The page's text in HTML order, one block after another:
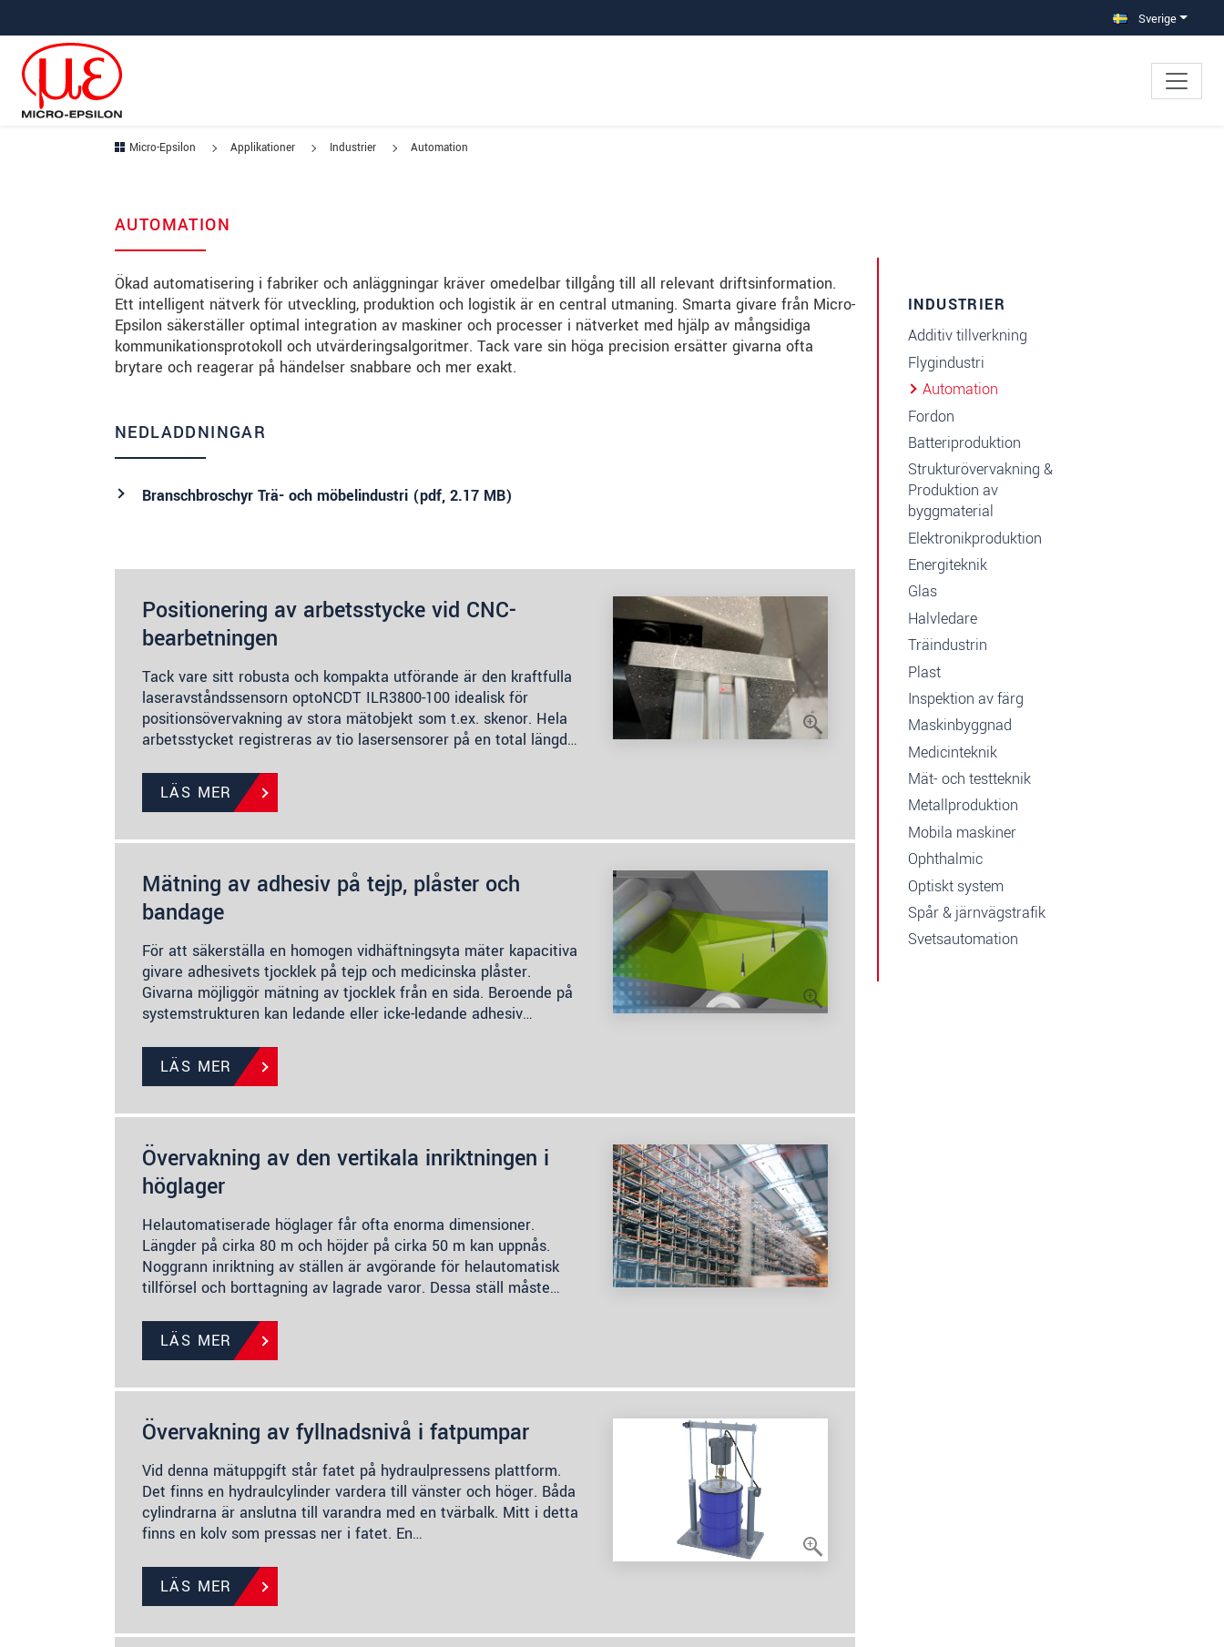
Sverige
Micro-Epsilon Applikationer Industrier Automation
AUTOMATION
Ökad automatisering i fabriker och anläggningar kräver omedelbar tillgång till all relevant driftsinformation.
Ett intelligent nätverk för utveckling, produktion och logistik är en central utmaning. Smarta givare från Micro-
Epsilon säkerställer optimal integration av maskiner och processer i nätverket med hjälp av mångsidiga
kommunikationsprotokoll och utvärderingsalgoritmer. Tack vare sin höga precision ersätter givarna ofta
brytare och reagerar på händelser snabbare och mer exakt.
NEDLADDNINGAR
Branschbroschyr Trä- och möbelindustri (pdf, 2.17 MB)
Positionering av arbetsstycke vid CNC-
bearbetningen
Tack vare sitt robusta och kompakta utförande är den kraftfulla
laseravståndssensorn optoNCDT ILR3800-100 idealisk för
positionsövervakning av stora mätobjekt som t.ex. skenor. Hela
arbetsstycket registreras av tio lasersensorer på en total längd…
LÄS MER
Mätning av adhesiv på tejp, plåster och
bandage
För att säkerställa en homogen vidhäftningsyta mäter kapacitiva
givare adhesivets tjocklek på tejp och medicinska plåster.
Givarna möjliggör mätning av tjocklek från en sida. Beroende på
systemstrukturen kan ledande eller icke-ledande adhesiv…
LÄS MER
Övervakning av den vertikala inriktningen i
höglager
Helautomatiserade höglager får ofta enorma dimensioner.
Längder på cirka 80 m och höjder på cirka 50 m kan uppnås.
Noggrann inriktning av ställen är avgörande för helautomatisk
tillförsel och borttagning av lagrade varor. Dessa ställ måste…
LÄS MER
Övervakning av fyllnadsnivå i fatpumpar
Vid denna mätuppgift står fatet på hydraulpressens plattform.
Det finns en hydraulcylinder vardera till vänster och höger. Båda
cylindrarna är anslutna till varandra med en tvärbalk. Mitt i detta
finns en kolv som pressas ner i fatet. En…
LÄS MER
INDUSTRIER
Additiv tillverkning
Flygindustri
Automation
Fordon
Batteriproduktion
Strukturövervakning &
Produktion av
byggmaterial
Elektronikproduktion
Energiteknik
Glas
Halvledare
Träindustrin
Plast
Inspektion av färg
Maskinbyggnad
Medicinteknik
Mät- och testteknik
Metallproduktion
Mobila maskiner
Ophthalmic
Optiskt system
Spår & järnvägstrafik
Svetsautomation